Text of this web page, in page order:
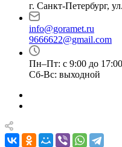
г. Санкт-Петербург,
info@goramet.ru
9666622@gmail.com
Пн–Пт: с 9:00 до 17:00
Сб-Вс: выходной